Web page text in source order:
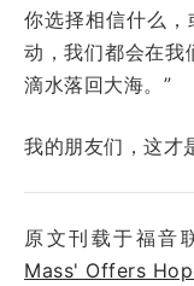
你选择相信什么
动，我们都会在我
滴水落回大海。”
我的朋友们，这才
原文刊载于福音
Mass' Offers